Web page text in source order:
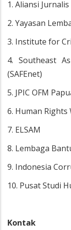
1. Aliansi
2. Yayasan
3. Institute for
4. Southeast
(SAFEnet)
5. JPIC OFM
6. Human Rights
7. ELSAM
8. Lembaga
9. Indonesia
10. Pusat Studi
Kontak